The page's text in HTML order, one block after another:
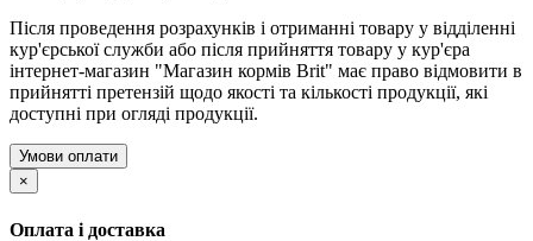
Після проведення розрахунків і отриманні товару у відділенні
кур'єрської служби або після прийняття товару у кур'єра
інтернет-магазин "Магазин кормів Brit" має право відмовити в
прийнятті претензій щодо якості та кількості продукції, які
доступні при огляді продукції.
Умови оплати
×
Оплата і доставка